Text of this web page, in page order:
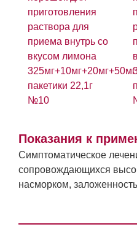
Показания к
Симптоматическое
сопровождающихся
насморком,